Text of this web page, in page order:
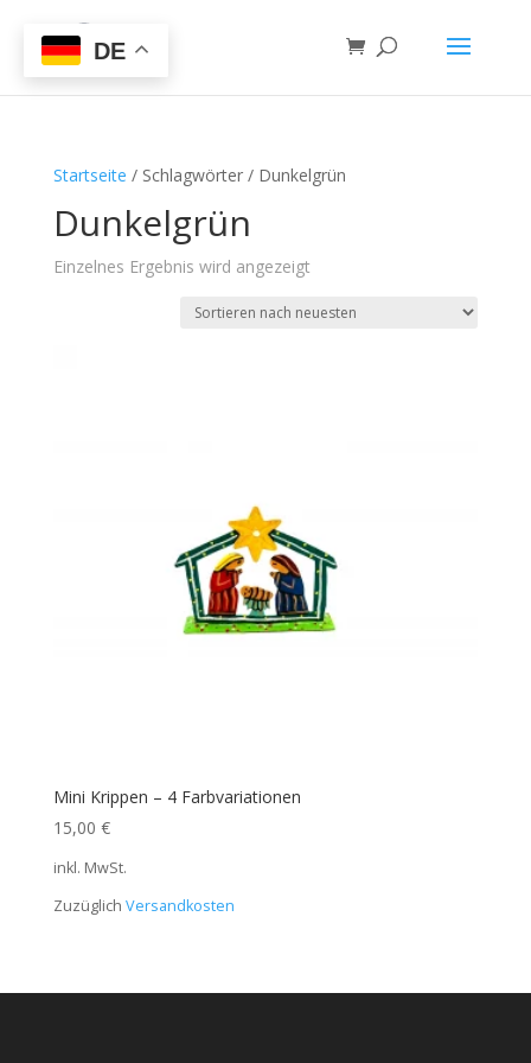
Startseite / Schlagwörter / Dunkelgrün
Dunkelgrün
Einzelnes Ergebnis wird angezeigt
Mini Krippen – 4 Farbvariationen
15,00 €
inkl. MwSt.
Zuzüglich Versandkosten
DE